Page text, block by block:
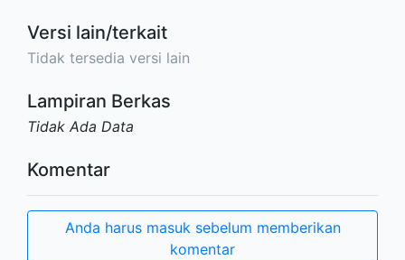
Versi lain/terkait
Tidak tersedia versi lain
Lampiran Berkas
Tidak Ada Data
Komentar
Anda harus masuk sebelum memberikan
komentar